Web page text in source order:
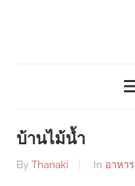
บ้านไม้น้ำ
By Thanaki In อาหาร